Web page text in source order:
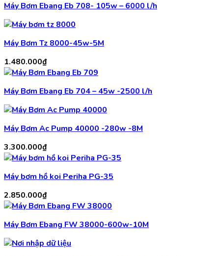
Máy Bơm Ebang Eb 708- 105w – 6000 l/h
Máy Bơm Tz 8000-45w-5M
1.480.000₫
Máy Bơm Ebang Eb 704 – 45w -2500 l/h
Máy Bơm Ac Pump 40000 -280w -8M
3.300.000₫
Máy bơm hồ koi Periha PG-35
2.850.000₫
Máy Bơm Ebang FW 38000-600w-10M